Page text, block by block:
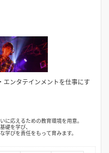
ンタテインメントを仕事にす
に応えるための教育環境を用意。
礎を学び、
学びを責任をもって育みます。